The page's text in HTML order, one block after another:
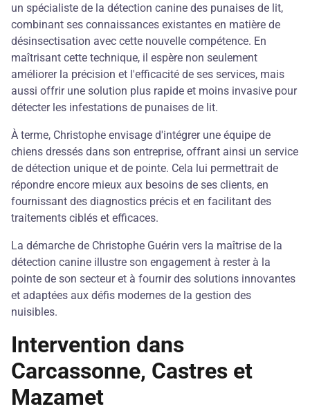
un spécialiste de la détection canine des punaises de lit,
combinant ses connaissances existantes en matière de
désinsectisation avec cette nouvelle compétence. En
maîtrisant cette technique, il espère non seulement
améliorer la précision et l'efficacité de ses services, mais
aussi offrir une solution plus rapide et moins invasive pour
détecter les infestations de punaises de lit.
À terme, Christophe envisage d'intégrer une équipe de
chiens dressés dans son entreprise, offrant ainsi un service
de détection unique et de pointe. Cela lui permettrait de
répondre encore mieux aux besoins de ses clients, en
fournissant des diagnostics précis et en facilitant des
traitements ciblés et efficaces.
La démarche de Christophe Guérin vers la maîtrise de la
détection canine illustre son engagement à rester à la
pointe de son secteur et à fournir des solutions innovantes
et adaptées aux défis modernes de la gestion des
nuisibles.
Intervention dans
Carcassonne, Castres et
Mazamet